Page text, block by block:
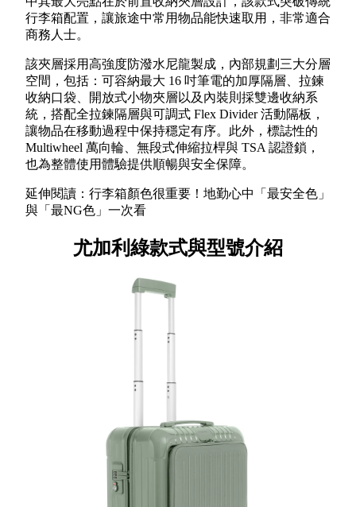
行李箱配置，讓旅途中常用物品能快速取用，非常適合
商務人士。
該夾層採用高強度防潑水尼龍製成，內部規劃三大分層
空間，包括：可容納最大 16 吋筆電的加厚隔層、拉鍊
收納口袋、開放式小物夾層以及內裝則採雙邊收納系
統，搭配全拉鍊隔層與可調式 Flex Divider 活動隔板，
讓物品在移動過程中保持穩定有序。此外，標誌性的
Multiwheel 萬向輪、無段式伸縮拉桿與 TSA 認證鎖，
也為整體使用體驗提供順暢與安全保障。
延伸閱讀：行李箱顏色很重要！地勤心中「最安全色」
與「最NG色」一次看
尤加利綠款式與型號介紹